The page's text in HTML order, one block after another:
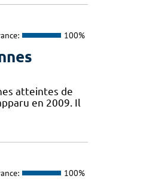
100%
atteintes de
en 2009. Il
100%